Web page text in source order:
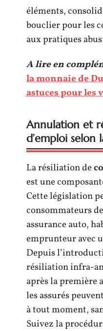
éléments,
bouclier pour les
aux pratiques
A lire en
la monnaie de
astuces pour les
Annulation et
d’emploi selon
La résiliation de
est une
Cette législation
consommateurs
assurance auto,
emprunteur avec
Depuis
résiliation infra-
après la première
les assurés
à tout moment,
Suivez la